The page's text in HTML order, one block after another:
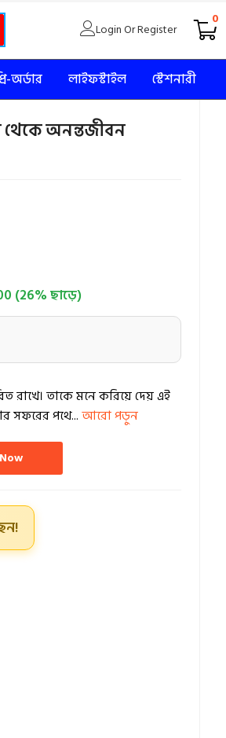
Login Or Register
0
অর্ডার লাইফস্টাইল স্টেশনারী
থেকে অনন্তজীবন
(26% ছাড়ে)
রাখে। তাকে মনে করিয়ে দেয় এই
সফরের পথে...আরো পড়ুন